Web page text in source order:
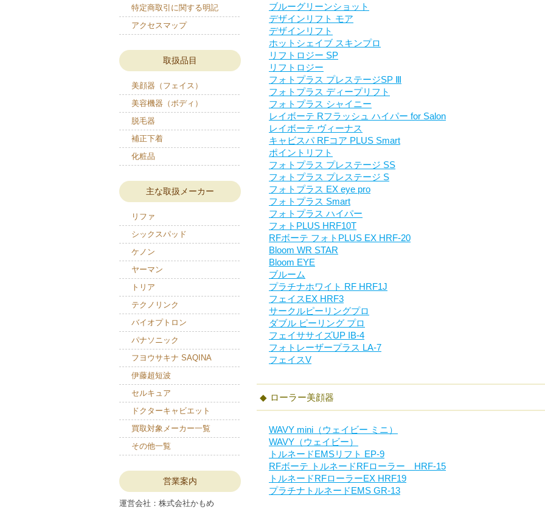
ブルーグリーンショット
デザインリフト モア
デザインリフト
ホットシェイブ スキンプロ
リフトロジー SP
リフトロジー
フォトプラス プレステージSP Ⅲ
フォトプラス ディープリフト
フォトプラス シャイニー
レイボーテ Rフラッシュ ハイパー for Salon
レイボーテ ヴィーナス
キャビスパ RFコア PLUS Smart
ポイントリフト
フォトプラス プレステージ SS
フォトプラス プレステージ S
フォトプラス EX eye pro
フォトプラス Smart
フォトプラス ハイパー
フォトPLUS HRF10T
RFボーテ フォトPLUS EX HRF-20
Bloom WR STAR
Bloom EYE
ブルーム
プラチナホワイト RF HRF1J
フェイスEX HRF3
サークルピーリングプロ
ダブル ピーリング プロ
フェイササイズUP IB-4
フォトレーザープラス LA-7
フェイスV
ローラー美顔器
WAVY mini（ウェイビー ミニ）
WAVY（ウェイビー）
トルネードEMSリフト EP-9
RFボーテ トルネードRFローラー HRF-15
トルネードRFローラーEX HRF19
プラチナトルネードEMS GR-13
特定商取引に関する明記
アクセスマップ
取扱品目
美顔器（フェイス）
美容機器（ボディ）
脱毛器
補正下着
化粧品
主な取扱メーカー
リファ
シックスパッド
ケノン
ヤーマン
トリア
テクノリンク
バイオプトロン
パナソニック
フヨウサキナ SAQINA
伊藤超短波
セルキュア
ドクターキャビエット
買取対象メーカー一覧
その他一覧
営業案内
運営会社：株式会社かもめ